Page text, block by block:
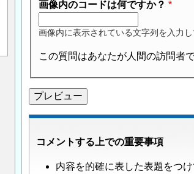
画像内のコードは何ですか？
画像内に表示されている文字列を入力し
この質問はあなたが人間の訪問者
コメントする上での重要事項
内容を的確に表した表題をつけ